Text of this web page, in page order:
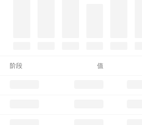
阶段 值